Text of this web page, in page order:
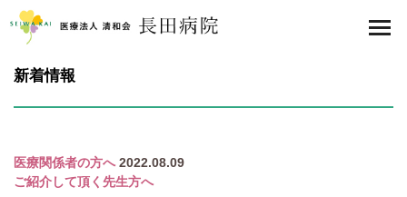
新着情報
医療関係者の方へ 2022.08.09
ご紹介して頂く先生方へ